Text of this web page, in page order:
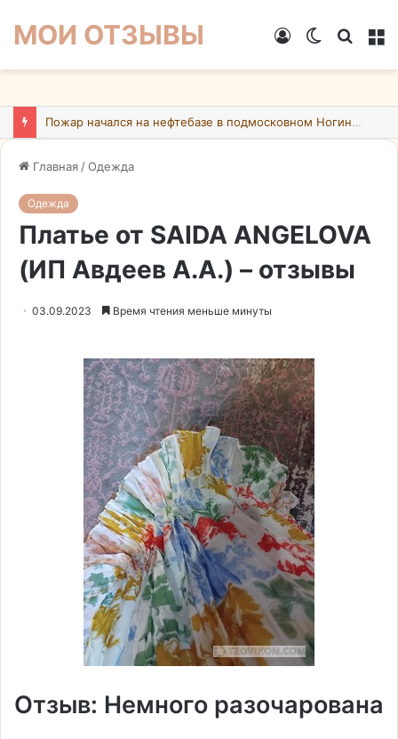
МОИ ОТЗЫВЫ
Switch
Войти
Пожар начался на нефтебазе в подмосковном Ногинске в результате атаки БПЛА ВСУ
Главная /Одежда
Одежда
Платье от SAIDA ANGELOVA
(ИП Авдеев А.А.) – отзывы
03.09.2023 Время чтения меньше минуты
Отзыв: Немного разочарована